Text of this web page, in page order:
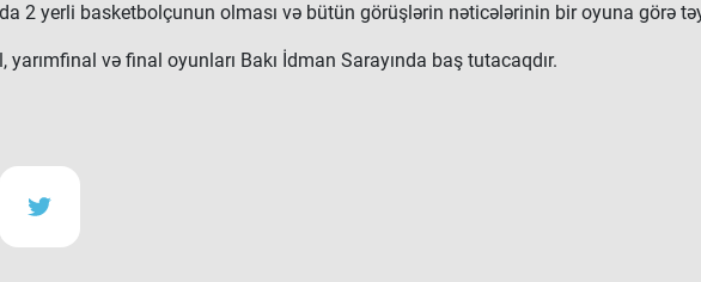
2 yerli basketbolçunun olması və bütün görüşlərin nəticələrinin bir oyuna görə
və final oyunları Bakı İdman Sarayında baş tutacaqdır.